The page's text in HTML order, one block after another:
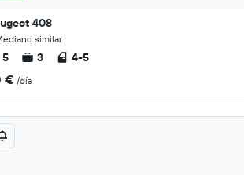
408
similar
5 3 4-5
€ /día